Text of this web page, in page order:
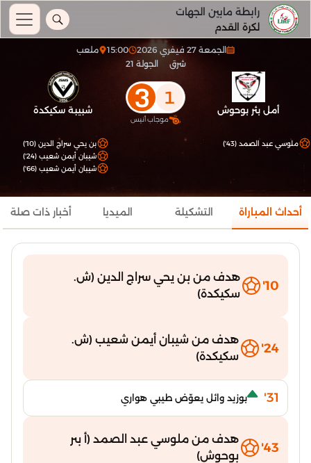
رابطة مابين الجهات
لكرة القدم
الجمعة 27 فيفري 2026 15:00
ملعب
شرق
الجولة 21
أمل بئر بوحوش 1
3
موجاب أنيس
شبيبة سكيكدة
ملوسي عبد الصمد (43')
بن يحي سراج الدين (10')
شيبان أيمن شعيب (24')
شيبان أيمن شعيب (66')
أحداث المباراة التشكيلة الميديا أخبار ذات صلة
10'
هدف من بن يحي سراج الدين (ش.
سكيكدة)
24'
هدف من شيبان أيمن شعيب (ش.
سكيكدة)
31' بوزيد وائل يعوّض طيبي هواري
43'
هدف من ملوسي عبد الصمد (أ بىر
بوحوش)